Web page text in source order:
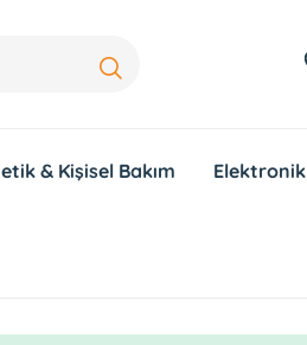
& Kişisel Bakım Elektronik